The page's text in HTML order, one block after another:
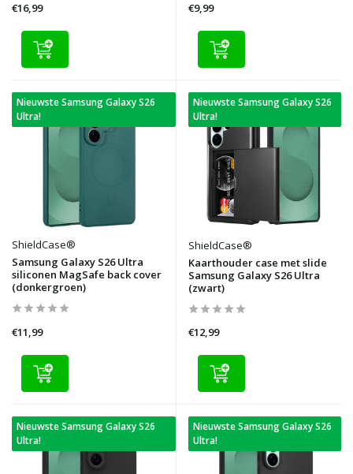
€16,99 €9,99
Nieuwste Samsung Galaxy S26
Ultra!
ShieldCase®
Samsung Galaxy S26 Ultra
siliconen MagSafe back cover
(donkergroen)
€11,99
Nieuwste Samsung Galaxy S26
Ultra!
ShieldCase®
Kaarthouder case met slide
Samsung Galaxy S26 Ultra
(zwart)
€12,99
Nieuwste Samsung Galaxy S26
Ultra!
Nieuwste Samsung Galaxy S26
Ultra!